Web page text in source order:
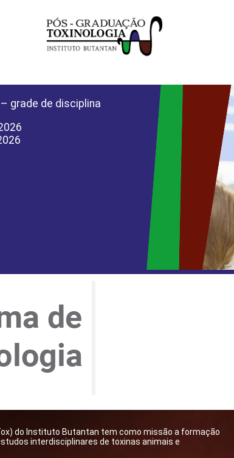
grade de disciplina
do Instituto Butantan tem como missão a formação
interdisciplinares de toxinas animais e